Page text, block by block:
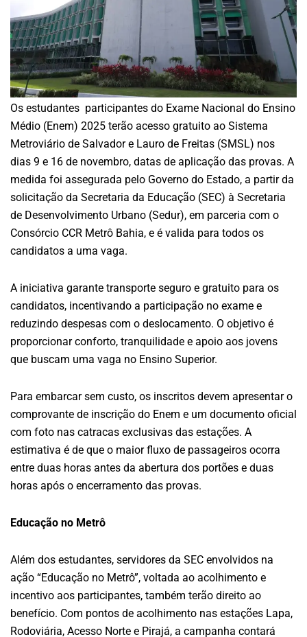
Os estudantes participantes do Exame Nacional do Ensino
Médio (Enem) 2025 terão acesso gratuito ao Sistema
Metroviário de Salvador e Lauro de Freitas (SMSL) nos
dias 9 e 16 de novembro, datas de aplicação das provas. A
medida foi assegurada pelo Governo do Estado, a partir da
solicitação da Secretaria da Educação (SEC) à Secretaria
de Desenvolvimento Urbano (Sedur), em parceria com o
Consórcio CCR Metrô Bahia, e é valida para todos os
candidatos a uma vaga.
A iniciativa garante transporte seguro e gratuito para os
candidatos, incentivando a participação no exame e
reduzindo despesas com o deslocamento. O objetivo é
proporcionar conforto, tranquilidade e apoio aos jovens
que buscam uma vaga no Ensino Superior.
Para embarcar sem custo, os inscritos devem apresentar o
comprovante de inscrição do Enem e um documento oficial
com foto nas catracas exclusivas das estações. A
estimativa é de que o maior fluxo de passageiros ocorra
entre duas horas antes da abertura dos portões e duas
horas após o encerramento das provas.
Educação no Metrô
Além dos estudantes, servidores da SEC envolvidos na
ação “Educação no Metrô”, voltada ao acolhimento e
incentivo aos participantes, também terão direito ao
benefício. Com pontos de acolhimento nas estações Lapa,
Rodoviária, Acesso Norte e Pirajá, a campanha contará